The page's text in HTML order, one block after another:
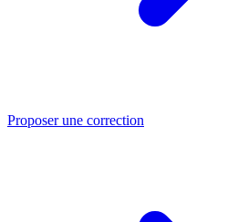
Proposer une correction